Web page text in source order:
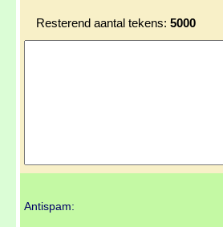
Resterend aantal tekens: 5000
Antispam: